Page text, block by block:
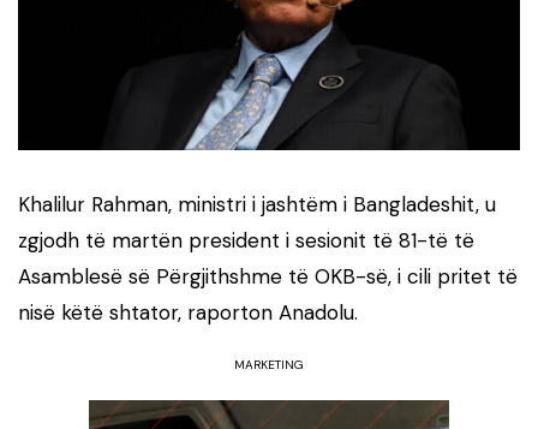
Khalilur Rahman, ministri i jashtëm i Bangladeshit, u
zgjodh të martën president i sesionit të 81-të të
Asamblesë së Përgjithshme të OKB-së, i cili pritet të
nisë këtë shtator, raporton Anadolu.
MARKETING